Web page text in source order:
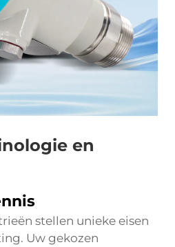
en
stellen unieke eisen
Uw gekozen